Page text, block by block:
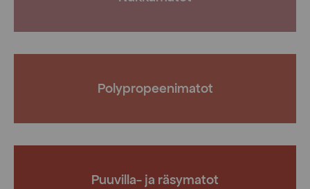
Polypropeenimatot
Puuvilla- ja räsymatot